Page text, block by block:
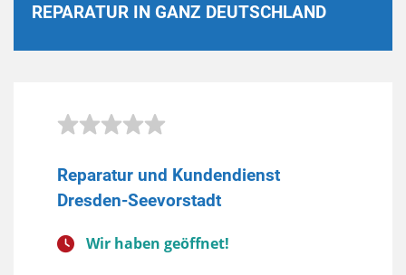
REPARATUR IN GANZ DEUTSCHLAND
Reparatur und Kundendienst
Dresden-Seevorstadt
Wir haben geöffnet!